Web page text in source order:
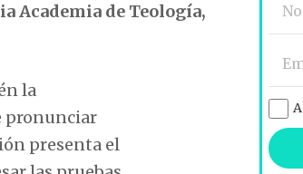
Academia de Teología,
la
pronunciar
presenta el